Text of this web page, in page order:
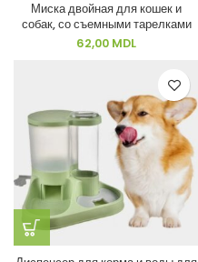
Миска двойная для кошек и
собак, со съемными тарелками
62,00 MDL